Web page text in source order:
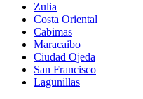
Zulia
Costa Oriental
Cabimas
Maracaibo
Ciudad Ojeda
San Francisco
Lagunillas